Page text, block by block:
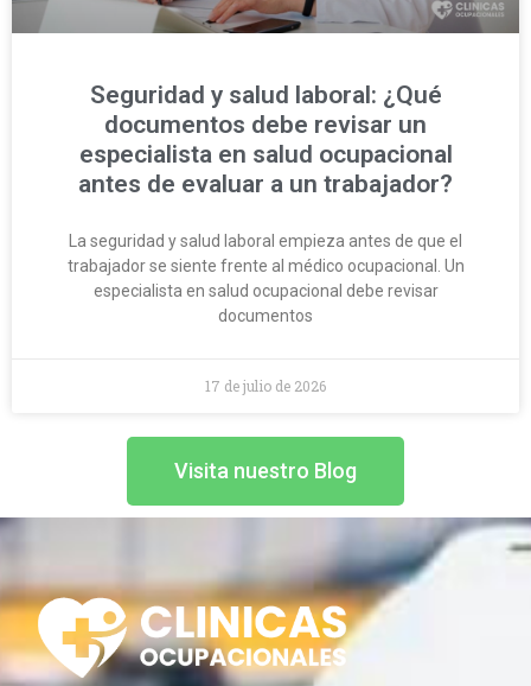
Seguridad y salud laboral: ¿Qué
documentos debe revisar un
especialista en salud ocupacional
antes de evaluar a un trabajador?
La seguridad y salud laboral empieza antes de que el
trabajador se siente frente al médico ocupacional. Un
especialista en salud ocupacional debe revisar
documentos
17 de julio de 2026
Visita nuestro Blog